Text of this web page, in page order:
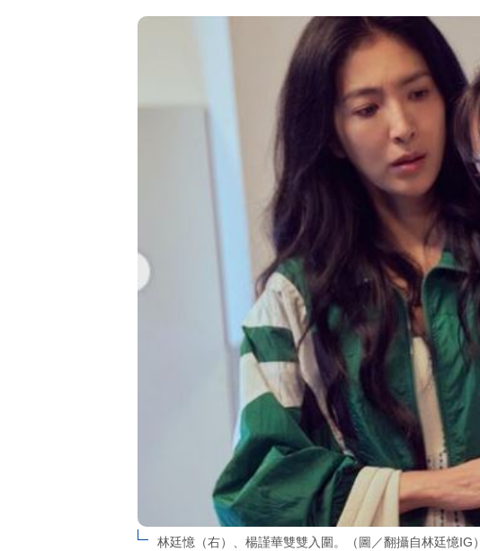
林廷憶（右）、楊謹華雙雙入圍。（圖／翻攝自林廷憶IG）